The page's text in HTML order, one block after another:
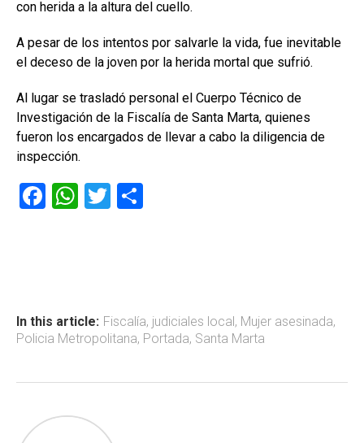
con herida a la altura del cuello.
A pesar de los intentos por salvarle la vida, fue inevitable
el deceso de la joven por la herida mortal que sufrió.
Al lugar se trasladó personal el Cuerpo Técnico de
Investigación de la Fiscalía de Santa Marta, quienes
fueron los encargados de llevar a cabo la diligencia de
inspección.
F
ok
W
p
p
T
tir
In this article: Fiscalía, judiciales local , Mujer asesinada,
Policia Metropolitana, Portada, Santa Marta